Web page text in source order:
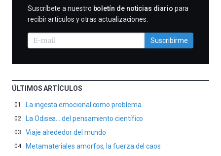
SUSCRIBIRME
Suscríbete a nuestro boletín de noticias diario para
recibir artículos y otras actualizaciones.
Suscribirme
ÚLTIMOS ARTÍCULOS
La ingesta emocional como problema
La Odisea… del pensamiento científico
Viaje alrededor del mundo
Metamateriales amorfos, la fuerza del caos